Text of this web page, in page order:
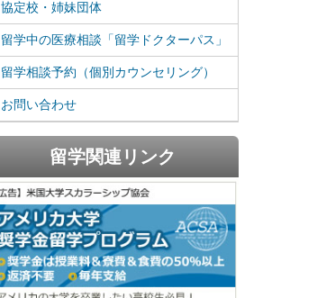
協定校・姉妹団体
留学中の医療相談「留学ドクターパス」
留学相談予約（個別カウンセリング）
お問い合わせ
留学関連リンク